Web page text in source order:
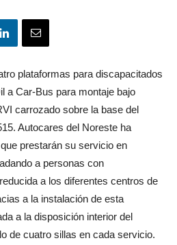
plataformas para discapacitados
a Car-Bus para montaje bajo
carrozado sobre la base del
Autocares del Noreste ha
prestarán su servicio en
a personas con
a los diferentes centros de
a la instalación de esta
a la disposición interior del
de cuatro sillas en cada servicio.